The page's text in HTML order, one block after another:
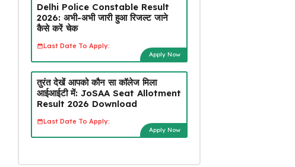
Delhi Police Constable Result
2026: अभी-अभी जारी हुआ रिजल्ट जाने
कैसे करें चेक
Last Date To Apply:
Apply Now
तुरंत देखें आपको कौन सा कॉलेज मिला
आईआईटी में: JoSAA Seat Allotment
Result 2026 Download
Last Date To Apply:
Apply Now